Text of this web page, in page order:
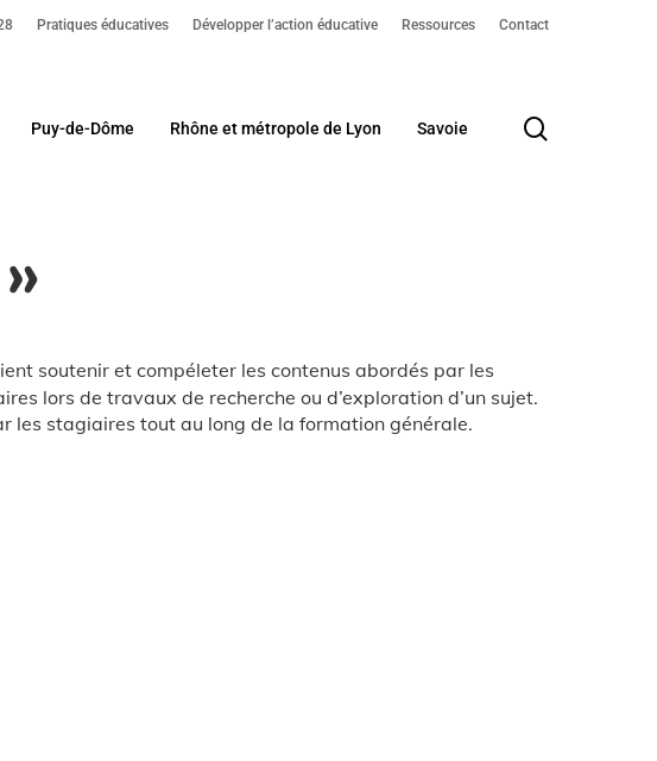
Pratiques éducatives Développer l’action éducative Ressources Contact
Puy-de-Dôme Rhône et métropole de Lyon Savoie
soutenir et compéleter les contenus abordés par les
lors de travaux de recherche ou d’exploration d’un sujet.
les stagiaires tout au long de la formation générale.